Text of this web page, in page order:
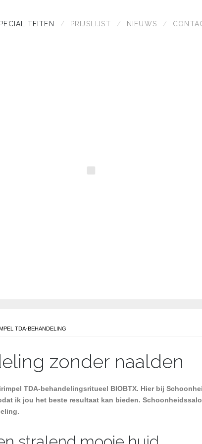
PRIJSLIJST NIEUWS
TDA-BEHANDELING
zonder naalden
TDA-behandelingsritueel BIOBTX. Hier bij
ik jou het beste resultaat kan bieden.